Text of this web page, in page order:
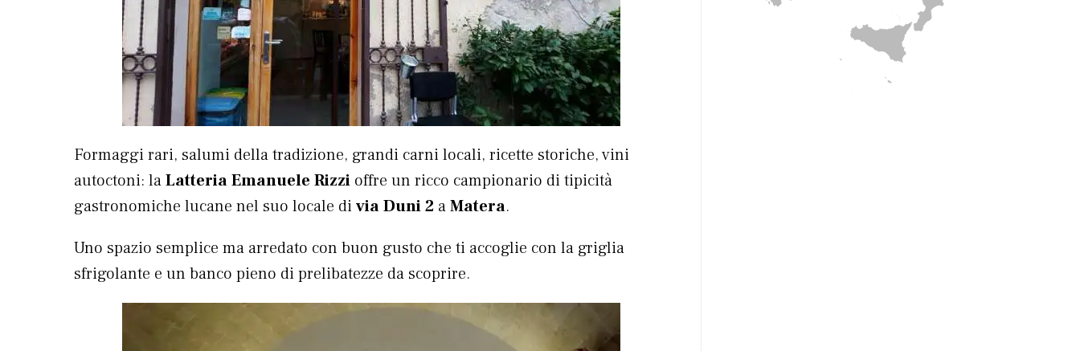
Formaggi rari, salumi della tradizione, grandi carni locali, ricette storiche, vini
autoctoni: laLatteria Emanuele Rizzi offre un ricco campionario di tipicità
gastronomiche lucane nel suo locale divia Duni 2 aMatera.
Uno spazio semplice ma arredato con buon gusto che ti accoglie con la griglia
sfrigolante e un banco pieno di prelibatezze da scoprire.